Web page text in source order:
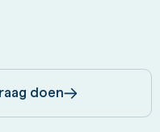
doen